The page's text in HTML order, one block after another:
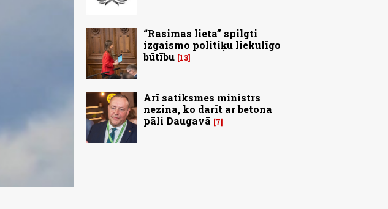
“Rasimas lieta” spilgti
izgaismo politiķu liekulīgo
būtību 13
Arī satiksmes ministrs
nezina, ko darīt ar betona
pāli Daugavā
7